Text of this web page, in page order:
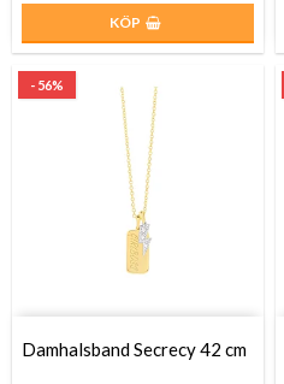
KÖP
- 56%
Damhalsband Secrecy 42 cm